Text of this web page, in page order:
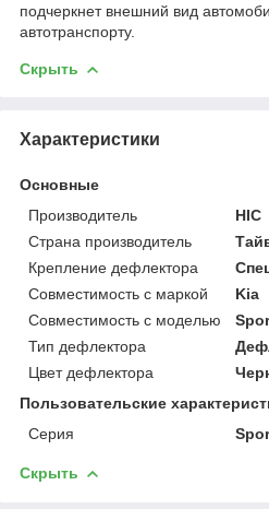
подчеркнет внешний вид
автотранспорту.
Скрыть
Характеристики
Основные
Производитель
HIC
Страна производитель
Крепление дефлектора
Совместимость с маркой
Kia
Совместимость с моделью
Тип дефлектора
Цвет дефлектора
Пользовательские
Серия
Скрыть